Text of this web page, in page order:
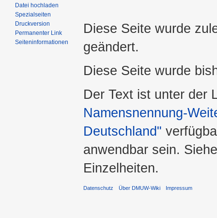
Datei hochladen
Spezialseiten
Druckversion
Permanenter Link
Seiteninformationen
Diese Seite wurde
geändert.
Diese Seite wurde
Der Text ist unter der
Namensnennung-
Deutschland"
anwendbar sein.
Einzelheiten.
Datenschutz Über DMUW-Wiki Impressum